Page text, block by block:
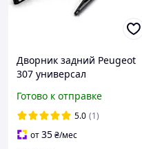
Дворник задний Peugeot
307 универсал
Готово к отправке
5.0 (1)
от35₴/мес